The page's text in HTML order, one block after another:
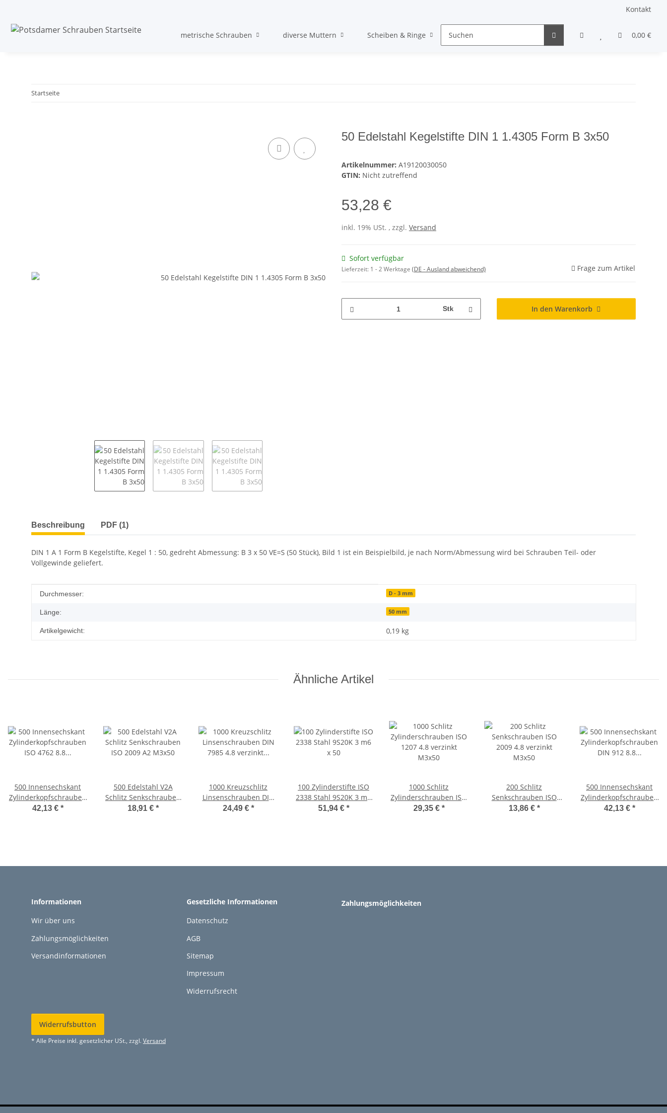
Kontakt
0,00 €
metrische Schrauben diverse Muttern Scheiben & Ringe Gewindestifte & Stifte andere Schrauben
Startseite
50 Edelstahl Kegelstifte DIN 1 1.4305 Form B 3x50
Artikelnummer: A19120030050
GTIN: Nicht zutreffend
53,28 €
inkl. 19% USt. , zzgl. Versand
Sofort verfügbar
Lieferzeit: 1 - 2 Werktage (DE - Ausland abweichend) Frage zum Artikel
Stk In den Warenkorb
weitere Registerkarten anzeigen
Beschreibung PDF (1)
DIN 1 A 1 Form B Kegelstifte, Kegel 1 : 50, gedreht Abmessung: B 3 x 50 VE=S (50 Stück), Bild 1 ist ein Beispielbild, je nach Norm/Abmessung wird bei Schrauben Teil- oder
Vollgewinde geliefert.
Produkteigenschaft
Wert
Durchmesser: D - 3 mm
Länge: 50 mm
Artikelgewicht: 0,19 kg
Ähnliche Artikel
500 Innensechskant
Zylinderkopfschrauben
ISO 4762 8.8 schwarz
42,13 € *
500 Edelstahl V2A
Schlitz Senkschrauben
ISO 2009 A2 M3x50
18,91 € *
1000 Kreuzschlitz
Linsenschrauben DIN
7985 4.8 verzinkt -H
24,49 € *
100 Zylinderstifte ISO
2338 Stahl 9S20K 3 m6
x 50
51,94 € *
1000 Schlitz
Zylinderschrauben ISO
1207 4.8 verzinkt
29,35 € *
200 Schlitz
Senkschrauben ISO
2009 4.8 verzinkt
13,86 € *
500 Innensechskant
Zylinderkopfschrauben
DIN 912 8.8 schwarz
42,13 € *
Informationen
Wir über uns
Zahlungsmöglichkeiten
Versandinformationen
Gesetzliche Informationen
Datenschutz
AGB
Sitemap
Impressum
Widerrufsrecht
Zahlungsmöglichkeiten
Widerrufsbutton
* Alle Preise inkl. gesetzlicher USt., zzgl.Versand